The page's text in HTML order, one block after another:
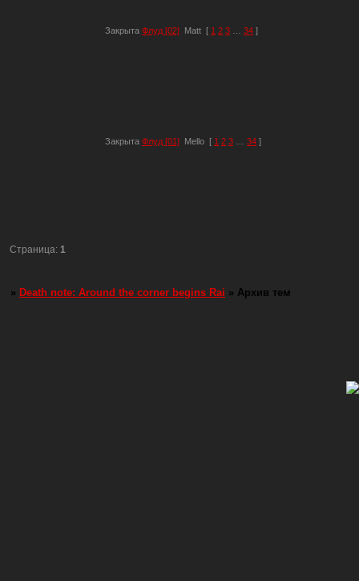
Закрыта Флуд [02] Matt [ 1 2 3 34 ]
Закрыта Флуд [01] Mello [ 1 2 3 34 ]
Страница:1
» Death note: Around the corner begins Rai » Архив тем